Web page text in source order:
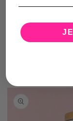
Passer aux
produits